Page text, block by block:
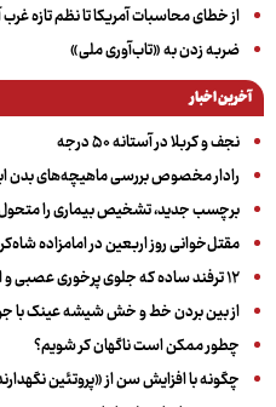
از خطای محاسبات آمریکا تا نظم تازه
ضربه زدن به «تاب‌آوری ملی»
آخرین اخبار
نجف و کربلا در آستانه ۵۰ درجه
رادار مخصوص بررسی ماهیچه‌های بدن
برچسب جدید، تشخیص بیماری را
مقتل‌خوانی روز اربعین در امامزاده
۱۲ ترفند ساده که جلوی پرخوری عصبی و اضافه ‌وزن را می‌گیرد
از بین بردن خط و خش شیشه عینک
چطور ممکن است ناگهان کر شویم؟
چگونه با افزایش سن از «پروتئین